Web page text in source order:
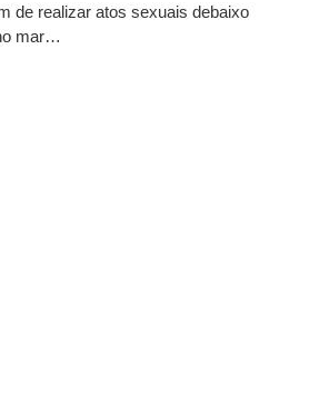
de realizar atos sexuais debaixo
mar…